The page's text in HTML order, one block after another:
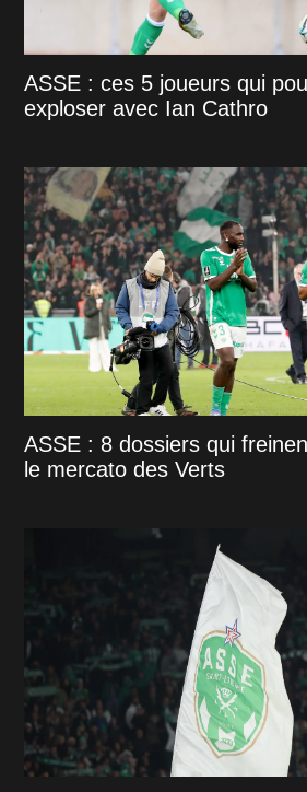
ASSE : ces 5 joueurs qui
exploser avec Ian Cathro
ASSE : 8 dossiers qui
le mercato des Verts